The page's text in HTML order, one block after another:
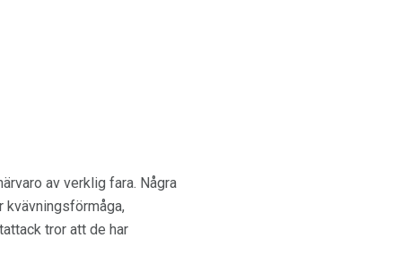
av verklig fara. Några
kvävningsförmåga,
tror att de har